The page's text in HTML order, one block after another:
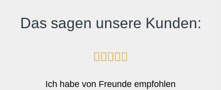
Das sagen unsere Kunden:
Ich habe von Freunde empfohlen